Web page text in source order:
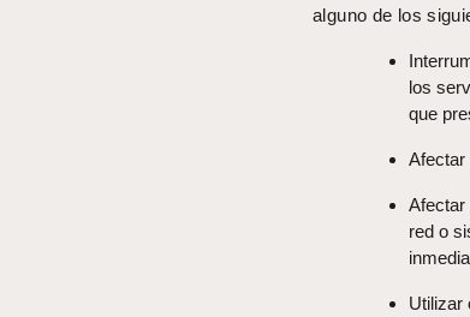
alguno de los
los
que
Afectar
Afectar
red o
Utilizar